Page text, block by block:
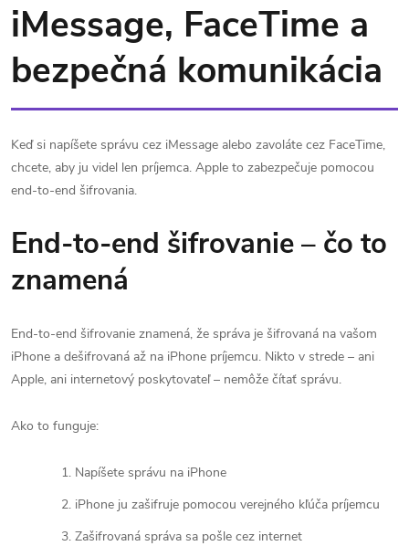
iMessage, FaceTime a
bezpečná komunikácia
Keď si napíšete správu cez iMessage alebo zavoláte cez FaceTime,
chcete, aby ju videl len príjemca. Apple to zabezpečuje pomocou
end-to-end šifrovania.
End-to-end šifrovanie – čo to
znamená
End-to-end šifrovanie znamená, že správa je šifrovaná na vašom
iPhone a dešifrovaná až na iPhone príjemcu. Nikto v strede – ani
Apple, ani internetový poskytovateľ – nemôže čítať správu.
Ako to funguje:
Napíšete správu na iPhone
iPhone ju zašifruje pomocou verejného kľúča príjemcu
Zašifrovaná správa sa pošle cez internet